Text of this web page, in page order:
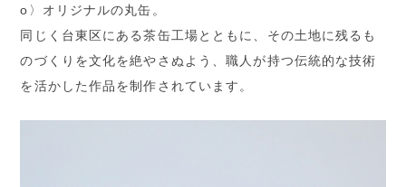
o〉オリジナルの丸缶。
同じく台東区にある茶缶工場とともに、その土地に残るも
のづくりを文化を絶やさぬよう、職人が持つ伝統的な技術
を活かした作品を制作されています。